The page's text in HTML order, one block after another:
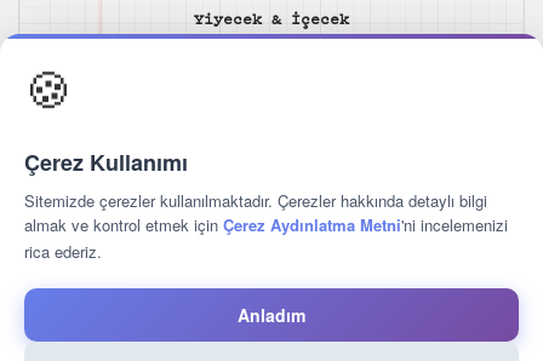
🍪
Çerez Kullanımı
Sitemizde çerezler kullanılmaktadır. Çerezler hakkında detaylı bilgi
almak ve kontrol etmek için Çerez Aydınlatma Metni'ni incelemenizi
rica ederiz.
Anladım
Yiyecek & İçecek
Kişisel Verileri Koruma